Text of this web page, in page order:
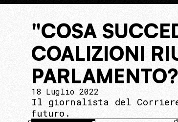
"COSA
COALIZIONI
18 Luglio 2022
Il giornalista del
futuro.